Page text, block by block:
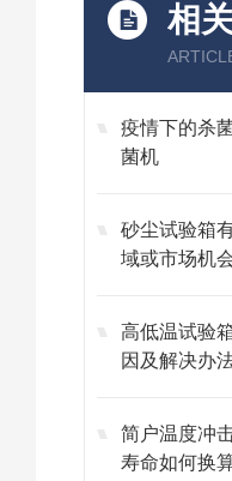
相
疫情下的杀
菌机
砂尘试验箱
域或市场机
高低温试验
因及解决办
简户温度冲
寿命如何换